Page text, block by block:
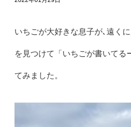
いちごが大好きな息子が､遠く
を見つけて「いちごが書いてる
てみました。